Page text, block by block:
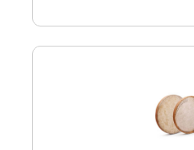
کنید